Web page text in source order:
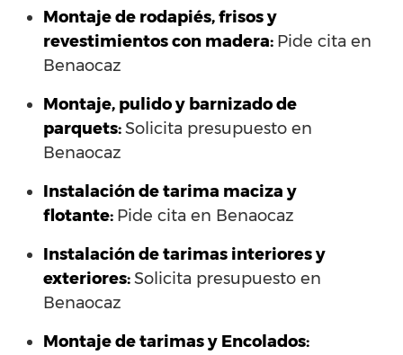
Montaje de rodapiés, frisos y
revestimientos con madera: Pide cita en
Benaocaz
Montaje, pulido y barnizado de
parquets:Solicita presupuesto en
Benaocaz
Instalación de tarima maciza y
flotante: Pide cita en Benaocaz
Instalación de tarimas interiores y
exteriores:Solicita presupuesto en
Benaocaz
Montaje de tarimas y Encolados: